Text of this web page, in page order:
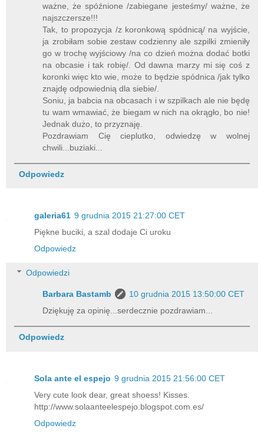
ważne, że spóźnione /zabiegane jesteśmy/ ważne, że
najszczersze!!!
Tak, to propozycja /z koronkową spódnicą/ na wyjście,
ja zrobiłam sobie zestaw codzienny ale szpilki zmieniły
go w trochę wyjściowy /na co dzień można dodać botki
na obcasie i tak robię/. Od dawna marzy mi się coś z
koronki więc kto wie, może to będzie spódnica /jak tylko
znajdę odpowiednią dla siebie/.
Soniu, ja babcia na obcasach i w szpilkach ale nie będę
tu wam wmawiać, że biegam w nich na okrągło, bo nie!
Jednak dużo, to przyznaję.
Pozdrawiam Cię cieplutko, odwiedzę w wolnej
chwili...buziaki...
Odpowiedz
galeria61 9 grudnia 2015 21:27:00 CET
Piękne buciki, a szal dodaje Ci uroku
Odpowiedz
Odpowiedzi
Barbara Bastamb
10 grudnia 2015 13:50:00 CET
Dziękuję za opinię...serdecznie pozdrawiam...
Odpowiedz
Sola ante el espejo 9 grudnia 2015 21:56:00 CET
Very cute look dear, great shoess! Kisses.
http://www.solaanteelespejo.blogspot.com.es/
Odpowiedz